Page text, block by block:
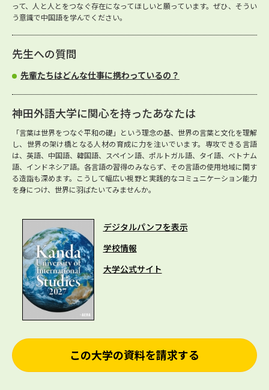
って、人と人とをつなぐ存在になってほしいと願っています。ぜひ、そうい
う意識で中国語を学んでください。
先生への質問
先輩たちはどんな仕事に携わっているの？
神田外語大学に関心を持ったあなたは
「言葉は世界をつなぐ平和の礎」という理念の基、世界の言葉と文化を理解
し、世界の架け橋となる人材の育成に力を注いでいます。専攻できる言語
は、英語、中国語、韓国語、スペイン語、ポルトガル語、タイ語、ベトナム
語、インドネシア語。各言語の習得のみならず、その言語の使用地域に関す
る造詣も深めます。こうして幅広い視野と実践的なコミュニケーション能力
を身につけ、世界に羽ばたいてみませんか。
デジタルパンフを表示
学校情報
大学公式サイト
この大学の資料を請求する